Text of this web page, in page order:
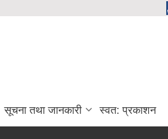
सूचना तथा जानकारी स्वत: प्रकाशन